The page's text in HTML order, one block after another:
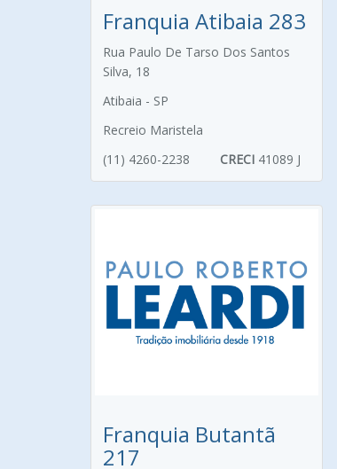
Franquia Atibaia 283
Rua Paulo De Tarso Dos Santos
Silva, 18
Atibaia - SP
Recreio Maristela
(11) 4260-2238
CRECI 41089 J
Franquia Butantã
217